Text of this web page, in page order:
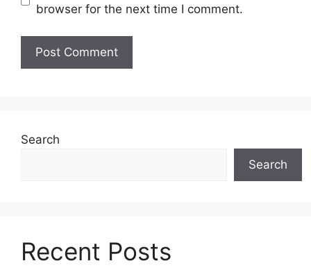
browser for the next time I comment.
Search
Search
Recent Posts